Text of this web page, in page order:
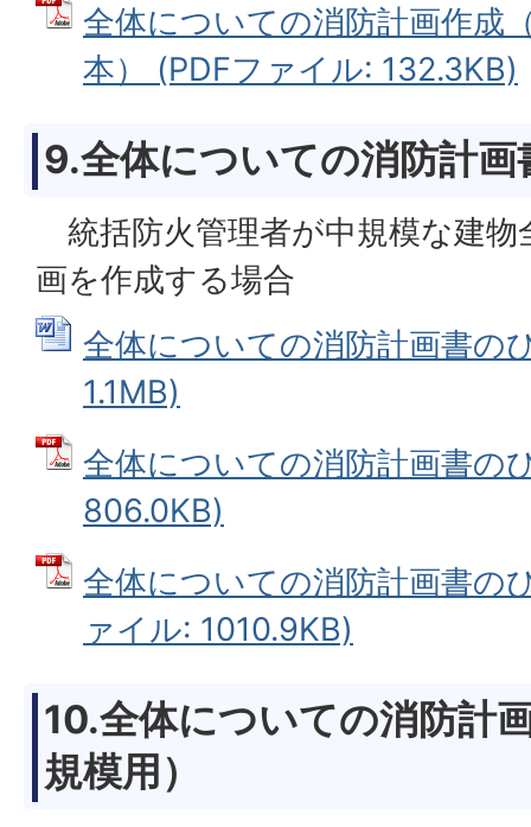
全体についての消防計画作成
本） (PDFファイル: 132.3KB)
9.全体についての消防計画
統括防火管理者が中規模な建物
画を作成する場合
全体についての消防計画書の
1.1MB)
全体についての消防計画書の
806.0KB)
全体についての消防計画書の
ァイル: 1010.9KB)
10.全体についての消防計
規模用）